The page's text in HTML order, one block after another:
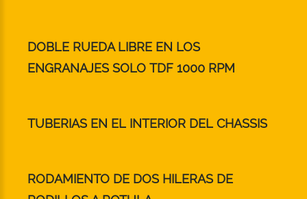
DOBLE RUEDA LIBRE EN LOS
ENGRANAJES SOLO TDF 1000 RPM
TUBERIAS EN EL INTERIOR DEL CHASSIS
RODAMIENTO DE DOS HILERAS DE